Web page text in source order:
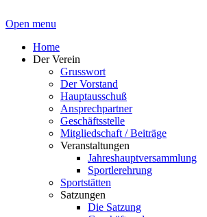
Open menu
Home
Der Verein
Grusswort
Der Vorstand
Hauptausschuß
Ansprechpartner
Geschäftsstelle
Mitgliedschaft / Beiträge
Veranstaltungen
Jahreshauptversammlung
Sportlerehrung
Sportstätten
Satzungen
Die Satzung